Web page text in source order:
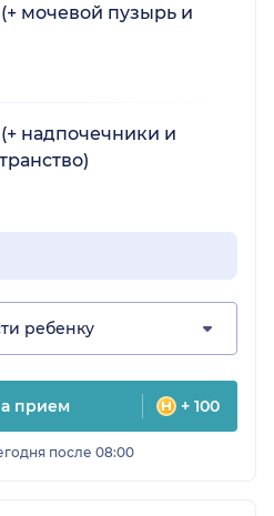
мочевой пузырь и
надпочечники и
ребенку
прием + 100
после 08:00